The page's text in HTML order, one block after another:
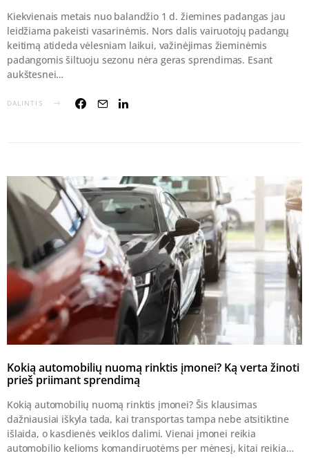
Kiekvienais metais nuo balandžio 1 d. žiemines padangas jau
leidžiama pakeisti vasarinėmis. Nors dalis vairuotojų padangų
keitimą atideda vėlesniam laikui, važinėjimas žieminėmis
padangomis šiltuoju sezonu nėra geras sprendimas. Esant
aukštesnei…
DALINTIS
Kokią automobilių nuomą rinktis įmonei? Ką verta žinoti
prieš priimant sprendimą
Kokią automobilių nuomą rinktis įmonei? Šis klausimas
dažniausiai iškyla tada, kai transportas tampa nebe atsitiktine
išlaida, o kasdienės veiklos dalimi. Vienai įmonei reikia
automobilio kelioms komandiruotėms per mėnesį, kitai reikia…